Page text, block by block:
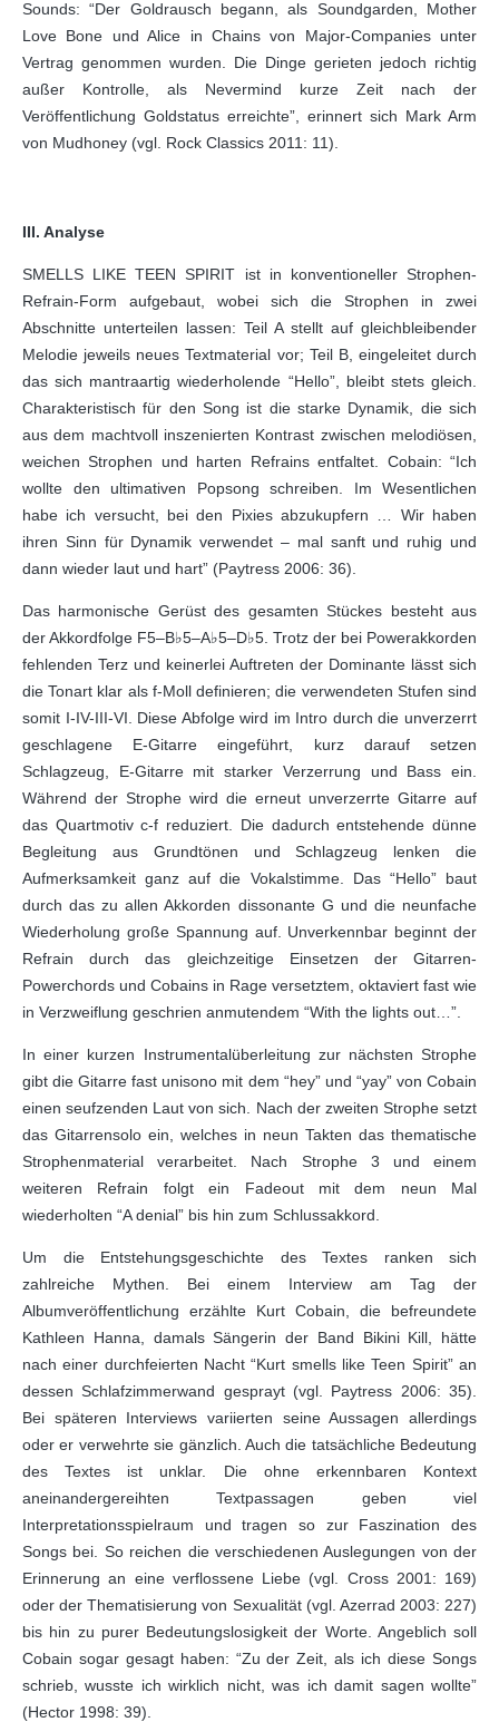
Sounds: “Der Goldrausch begann, als Soundgarden, Mother
Love Bone und Alice in Chains von Major-Companies unter
Vertrag genommen wurden. Die Dinge gerieten jedoch richtig
außer Kontrolle, als Nevermind kurze Zeit nach der
Veröffentlichung Goldstatus erreichte”, erinnert sich Mark Arm
von Mudhoney (vgl. Rock Classics 2011: 11).
III. Analyse
SMELLS LIKE TEEN SPIRIT ist in konventioneller Strophen-
Refrain-Form aufgebaut, wobei sich die Strophen in zwei
Abschnitte unterteilen lassen: Teil A stellt auf gleichbleibender
Melodie jeweils neues Textmaterial vor; Teil B, eingeleitet durch
das sich mantraartig wiederholende “Hello”, bleibt stets gleich.
Charakteristisch für den Song ist die starke Dynamik, die sich
aus dem machtvoll inszenierten Kontrast zwischen melodiösen,
weichen Strophen und harten Refrains entfaltet. Cobain: “Ich
wollte den ultimativen Popsong schreiben. Im Wesentlichen
habe ich versucht, bei den Pixies abzukupfern … Wir haben
ihren Sinn für Dynamik verwendet – mal sanft und ruhig und
dann wieder laut und hart” (Paytress 2006: 36).
Das harmonische Gerüst des gesamten Stückes besteht aus
der Akkordfolge F5–B♭5–A♭5–D♭5. Trotz der bei Powerakkorden
fehlenden Terz und keinerlei Auftreten der Dominante lässt sich
die Tonart klar als f-Moll definieren; die verwendeten Stufen sind
somit I-IV-III-VI. Diese Abfolge wird im Intro durch die unverzerrt
geschlagene E-Gitarre eingeführt, kurz darauf setzen
Schlagzeug, E-Gitarre mit starker Verzerrung und Bass ein.
Während der Strophe wird die erneut unverzerrte Gitarre auf
das Quartmotiv c-f reduziert. Die dadurch entstehende dünne
Begleitung aus Grundtönen und Schlagzeug lenken die
Aufmerksamkeit ganz auf die Vokalstimme. Das “Hello” baut
durch das zu allen Akkorden dissonante G und die neunfache
Wiederholung große Spannung auf. Unverkennbar beginnt der
Refrain durch das gleichzeitige Einsetzen der Gitarren-
Powerchords und Cobains in Rage versetztem, oktaviert fast wie
in Verzweiflung geschrien anmutendem “With the lights out…”.
In einer kurzen Instrumentalüberleitung zur nächsten Strophe
gibt die Gitarre fast unisono mit dem “hey” und “yay” von Cobain
einen seufzenden Laut von sich. Nach der zweiten Strophe setzt
das Gitarrensolo ein, welches in neun Takten das thematische
Strophenmaterial verarbeitet. Nach Strophe 3 und einem
weiteren Refrain folgt ein Fadeout mit dem neun Mal
wiederholten “A denial” bis hin zum Schlussakkord.
Um die Entstehungsgeschichte des Textes ranken sich
zahlreiche Mythen. Bei einem Interview am Tag der
Albumveröffentlichung erzählte Kurt Cobain, die befreundete
Kathleen Hanna, damals Sängerin der Band Bikini Kill, hätte
nach einer durchfeierten Nacht “Kurt smells like Teen Spirit” an
dessen Schlafzimmerwand gesprayt (vgl. Paytress 2006: 35).
Bei späteren Interviews variierten seine Aussagen allerdings
oder er verwehrte sie gänzlich. Auch die tatsächliche Bedeutung
des Textes ist unklar. Die ohne erkennbaren Kontext
aneinandergereihten Textpassagen geben viel
Interpretationsspielraum und tragen so zur Faszination des
Songs bei. So reichen die verschiedenen Auslegungen von der
Erinnerung an eine verflossene Liebe (vgl. Cross 2001: 169)
oder der Thematisierung von Sexualität (vgl. Azerrad 2003: 227)
bis hin zu purer Bedeutungslosigkeit der Worte. Angeblich soll
Cobain sogar gesagt haben: “Zu der Zeit, als ich diese Songs
schrieb, wusste ich wirklich nicht, was ich damit sagen wollte”
(Hector 1998: 39).